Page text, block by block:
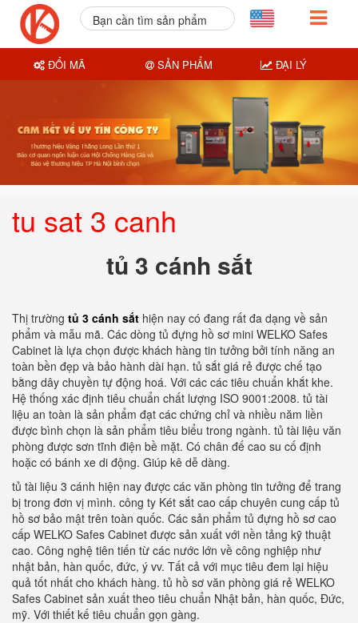
tu sat 3 canh
tủ 3 cánh sắt
Thị trường tủ 3 cánh sắt hiện nay có đang rất đa dạng về sản
phẩm và mẫu mã. Các dòng tủ đựng hồ sơ mini WELKO Safes
Cabinet là lựa chọn được khách hàng tin tưởng bởi tính năng an
toàn bền đẹp và bảo hành dài hạn. tủ sắt giá rẻ được chế tạo
bằng dây chuyền tự động hoá. Với các các tiêu chuẩn khắt khe.
Hệ thống xác định tiêu chuẩn chất lượng ISO 9001:2008. tủ tài
liệu an toàn là sản phẩm đạt các chứng chỉ và nhiều năm liền
được bình chọn là sản phẩm tiêu biểu trong ngành. tủ tài liệu văn
phòng được sơn tĩnh điện bề mặt. Có chân đế cao su cố định
hoặc có bánh xe di động. Giúp kê dễ dàng.
tủ tài liệu 3 cánh hiện nay được các văn phòng tin tưởng để trang
bị trong đơn vị mình. công ty Két sắt cao cấp chuyên cung cấp tủ
hồ sơ bảo mật trên toàn quốc. Các sản phẩm tủ đựng hồ sơ cao
cấp WELKO Safes Cabinet được sản xuất với nền tảng kỹ thuật
cao. Công nghệ tiên tiến từ các nước lớn về công nghiệp như
nhật bản, hàn quốc, đức, ý vv. Tất cả với mục tiêu đem lại hiệu
quả tốt nhất cho khách hàng. tủ hồ sơ văn phòng giá rẻ WELKO
Safes Cabinet sản xuất theo tiêu chuẩn Nhật bản, hàn quốc, Đức,
mỹ. Với thiết kế tiêu chuẩn gọn gàng.
Bạn cần tìm sản phẩm
ĐỔI MÃ SẢN PHẨM ĐẠI LÝ